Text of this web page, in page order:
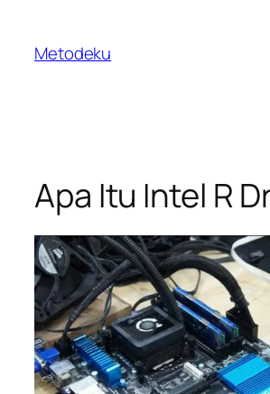
content
Metodeku
Apa Itu Intel R